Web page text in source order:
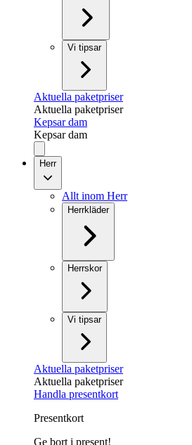
Vi tipsar
Aktuella paketpriser
Aktuella paketpriser
Kepsar dam
Kepsar dam
Herr
Allt inom Herr
Herrkläder
Herrskor
Vi tipsar
Aktuella paketpriser
Aktuella paketpriser
Handla presentkort
Presentkort
Ge bort i present!